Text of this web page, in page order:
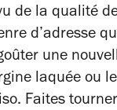
de la qualité
d’adresse
une
laquée ou
Faites